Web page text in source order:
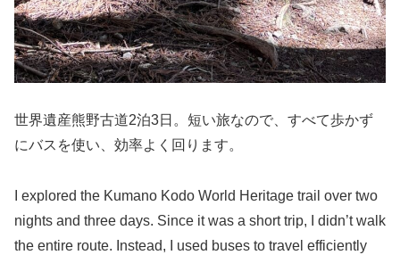
世界遺産熊野古道2泊3日。短い旅なので、すべて歩かず
にバスを使い、効率よく回ります。
I explored the Kumano Kodo World Heritage trail over two
nights and three days. Since it was a short trip, I didn’t walk
the entire route. Instead, I used buses to travel efficiently